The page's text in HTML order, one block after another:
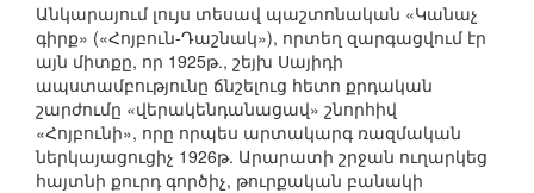
Անկարայում լույս տեսավ պաշտոնական «Կանաչ
գիրք» («Հոյբուն-Դաշնակ»), որտեղ զարգացվում էր
այն միտքը, որ 1925թ., շեյխ Սայիդի
ապստամբությունը ճնշելուց հետո քրդական
շարժումը «վերակենդանացավ» շնորհիվ
«Հոյբունի», որը որպես արտակարգ ռազմական
ներկայացուցիչ 1926թ. Արարատի շրջան ուղարկեց
հայտնի քուրդ գործիչ, թուրքական բանակի